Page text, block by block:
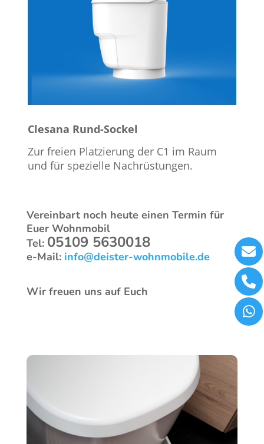
Clesana Rund-Sockel
Zur freien Platzierung der C1 im Raum
und für spezielle Nachrüstungen.
Vereinbart noch heute einen Termin für
Euer Wohnmobil
Tel: 05109 5630018
e-Mail: info@deister-wohnmobile.de
Wir freuen uns auf Euch